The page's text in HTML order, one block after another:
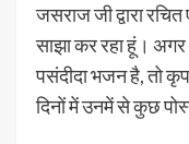
जसराज जी द्वारा
साझा कर रहा हूं।
पसंदीदा भजन है, तो
दिनों में उनमें से कुछ